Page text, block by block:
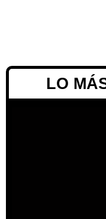
LO